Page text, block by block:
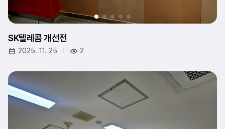
SK텔레콤 개선전
2025. 11. 25 2